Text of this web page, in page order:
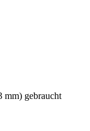
mm) gebraucht